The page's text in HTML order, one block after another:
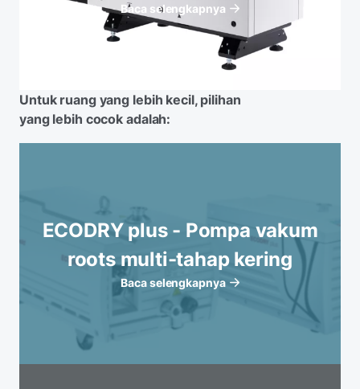
Baca selengkapnya
Untuk ruang yang lebih kecil, pilihan
yang lebih cocok adalah:
ECODRY plus - Pompa vakum
roots multi-tahap kering
Baca selengkapnya